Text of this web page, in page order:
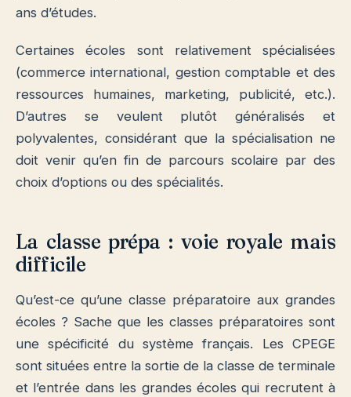
ans d’études.
Certaines écoles sont relativement spécialisées
(commerce international, gestion comptable et des
ressources humaines, marketing, publicité, etc.).
D’autres se veulent plutôt généralisés et
polyvalentes, considérant que la spécialisation ne
doit venir qu’en fin de parcours scolaire par des
choix d’options ou des spécialités.
La classe prépa : voie royale mais
difficile
Qu’est-ce qu’une classe préparatoire aux grandes
écoles ? Sache que les classes préparatoires sont
une spécificité du système français. Les CPEGE
sont situées entre la sortie de la classe de terminale
et l’entrée dans les grandes écoles qui recrutent à